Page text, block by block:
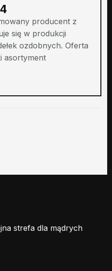
producent z
się w produkcji
ozdobnych. Oferta
asortyment
strefa dla mądrych